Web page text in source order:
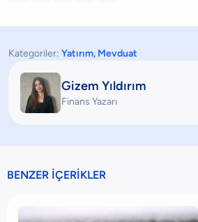
Kategoriler: Yatırım, Mevduat
Gizem Yıldırım
Finans Yazarı
BENZER İÇERİKLER